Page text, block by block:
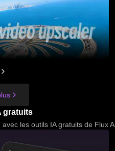
gratuits
les outils IA gratuits de Flux